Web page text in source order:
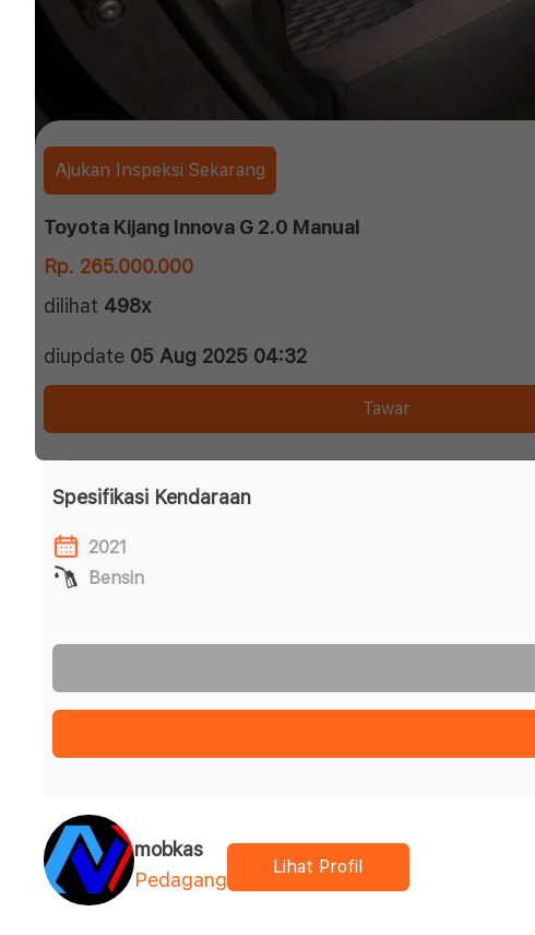
Ajukan Inspeksi Sekarang
Toyota Kijang Innova G 2.0 Manual
Rp. 265.000.000
dilihat 498x
diupdate 05 Aug 2025 04:32
Tawar
Spesifikasi Kendaraan
2021
Bensin
mobkas
Pedagang
Lihat Profil